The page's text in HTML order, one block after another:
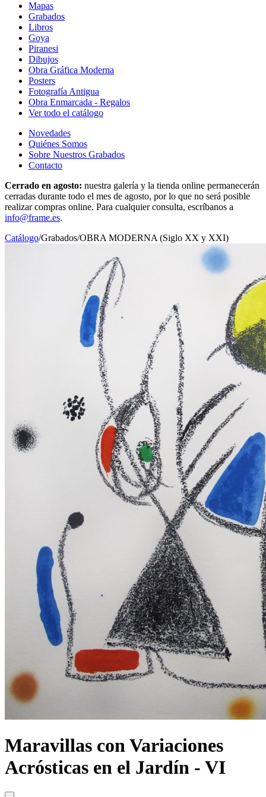
Mapas
Grabados
Libros
Goya
Piranesi
Dibujos
Obra Gráfica Moderna
Posters
Fotografía Antigua
Obra Enmarcada - Regalos
Ver todo el catálogo
Novedades
Quiénes Somos
Sobre Nuestros Grabados
Contacto
Cerrado en agosto: nuestra galería y la tienda online permanecerán
cerradas durante todo el mes de agosto, por lo que no será posible
realizar compras online. Para cualquier consulta, escríbanos a
info@frame.es.
Catálogo/Grabados/OBRA MODERNA (Siglo XX y XXI)
Maravillas con Variaciones
Acrósticas en el Jardín - VI